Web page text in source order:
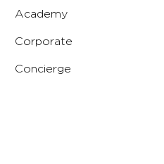
Academy
Corporate
Concierge